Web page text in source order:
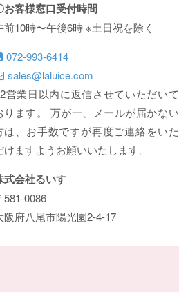
お客様窓口受付時間
前10時〜午後6時 ※土日祝を除く
072-993-6414
sales@laluice.com
営業日以内に返信させていただいて
ります。 万が一、メールが届かない
は、お手数ですが再度ご連絡をいた
けますようお願いいたします。
式会社るいす
581-0086
阪府八尾市陽光園2-4-17